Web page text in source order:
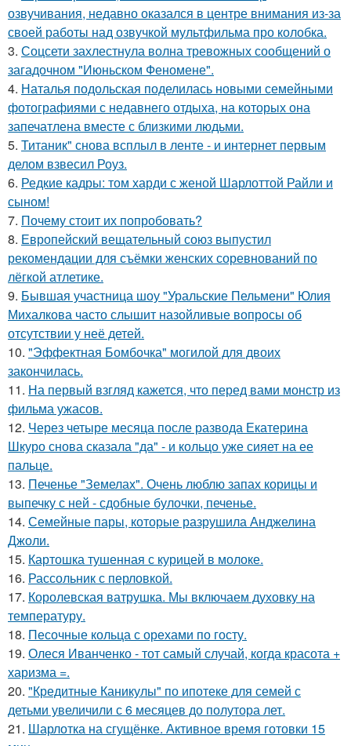
озвучивания, недавно оказался в центре внимания из-за
своей работы над озвучкой мультфильма про колобка.
3. Соцсети захлестнула волна тревожных сообщений о
загадочном "Июньском Феномене".
4. Наталья подольская поделилась новыми семейными
фотографиями с недавнего отдыха, на которых она
запечатлена вместе с близкими людьми.
5. Титаник" снова всплыл в ленте - и интернет первым
делом взвесил Роуз.
6. Редкие кадры: том харди с женой Шарлоттой Райли и
сыном!
7. Почему стоит их попробовать?
8. Европейский вещательный союз выпустил
рекомендации для съёмки женских соревнований по
лёгкой атлетике.
9. Бывшая участница шоу "Уральские Пельмени" Юлия
Михалкова часто слышит назойливые вопросы об
отсутствии у неё детей.
10. "Эффектная Бомбочка" могилой для двоих
закончилась.
11. На первый взгляд кажется, что перед вами монстр из
фильма ужасов.
12. Через четыре месяца после развода Екатерина
Шкуро снова сказала "да" - и кольцо уже сияет на ее
пальце.
13. Печенье "Земелах". Очень люблю запах корицы и
выпечку с ней - сдобные булочки, печенье.
14. Семейные пары, которые разрушила Анджелина
Джоли.
15. Картошка тушенная с курицей в молоке.
16. Рассольник с перловкой.
17. Королевская ватрушка. Мы включаем духовку на
температуру.
18. Песочные кольца с орехами по госту.
19. Олеся Иванченко - тот самый случай, когда красота +
харизма =.
20. "Кредитные Каникулы" по ипотеке для семей с
детьми увеличили с 6 месяцев до полутора лет.
21. Шарлотка на сгущёнке. Активное время готовки 15